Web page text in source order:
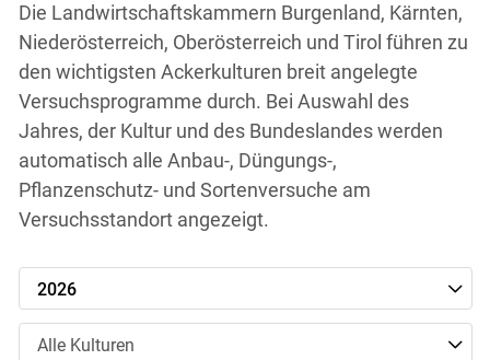
Die Landwirtschaftskammern Burgenland, Kärnten,
Niederösterreich, Oberösterreich und Tirol führen zu
den wichtigsten Ackerkulturen breit angelegte
Versuchsprogramme durch. Bei Auswahl des
Jahres, der Kultur und des Bundeslandes werden
automatisch alle Anbau-, Düngungs-,
Pflanzenschutz- und Sortenversuche am
Versuchsstandort angezeigt.
Jahre
2026
Kulturen
Alle Kulturen